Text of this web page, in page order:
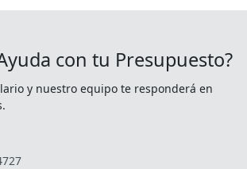
con tu Presupuesto?
y nuestro equipo te responderá en